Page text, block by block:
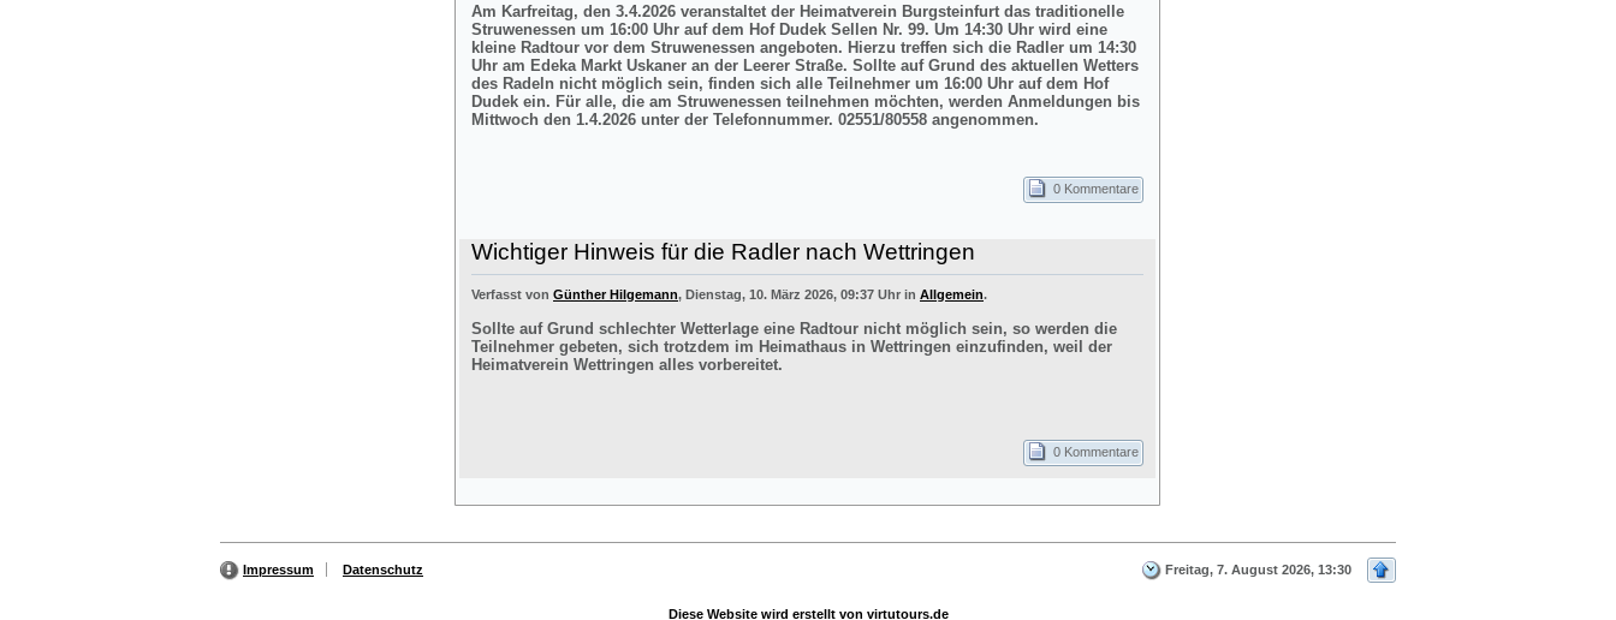
Am Karfreitag, den 3.4.2026 veranstaltet der Heimatverein Burgsteinfurt das traditionelle
Struwenessen um 16:00 Uhr auf dem Hof Dudek Sellen Nr. 99. Um 14:30 Uhr wird eine
kleine Radtour vor dem Struwenessen angeboten. Hierzu treffen sich die Radler um 14:30
Uhr am Edeka Markt Uskaner an der Leerer Straße. Sollte auf Grund des aktuellen Wetters
des Radeln nicht möglich sein, finden sich alle Teilnehmer um 16:00 Uhr auf dem Hof
Dudek ein. Für alle, die am Struwenessen teilnehmen möchten, werden Anmeldungen bis
Mittwoch den 1.4.2026 unter der Telefonnummer. 02551/80558 angenommen.
0 Kommentare
Wichtiger Hinweis für die Radler nach Wettringen
Verfasst von Günther Hilgemann, Dienstag, 10. März 2026, 09:37 Uhr in Allgemein.
Sollte auf Grund schlechter Wetterlage eine Radtour nicht möglich sein, so werden die
Teilnehmer gebeten, sich trotzdem im Heimathaus in Wettringen einzufinden, weil der
Heimatverein Wettringen alles vorbereitet.
0 Kommentare
Impressum Datenschutz Freitag, 7. August 2026, 13:30
Diese Website wird erstellt von virtutours.de